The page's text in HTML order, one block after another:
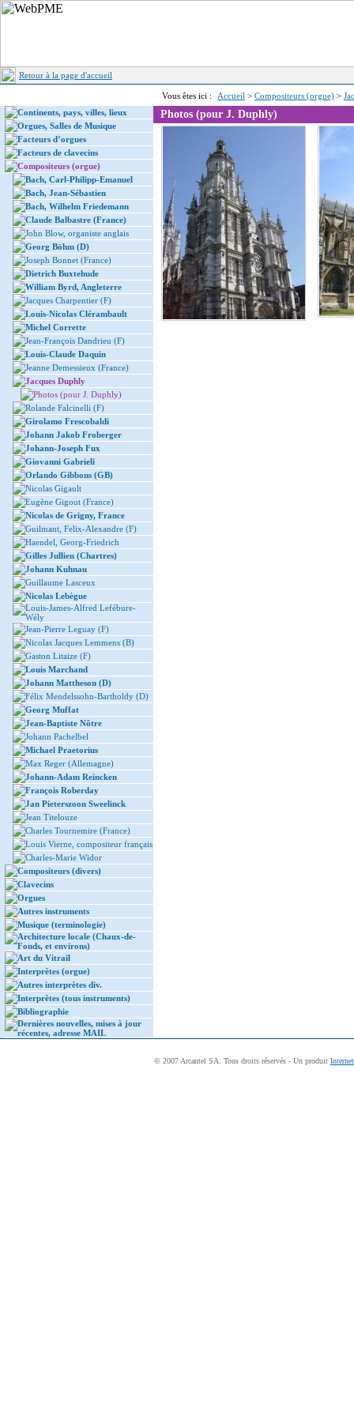
Retour à la page d'accueil
Vous êtes ici : Accueil > Compositeurs (orgue) >
Continents, pays, villes, lieux
Orgues, Salles de Musique
Facteurs d’orgues
Facteurs de clavecins
Compositeurs (orgue)
Bach, Carl-Philipp-Emanuel
Bach, Jean-Sébastien
Bach, Wilhelm Friedemann
Claude Balbastre (France)
John Blow, organiste anglais
Georg Böhm (D)
Joseph Bonnet (France)
Dietrich Buxtehude
William Byrd, Angleterre
Jacques Charpentier (F)
Louis-Nicolas Clérambault
Michel Corrette
Jean-François Dandrieu (F)
Louis-Claude Daquin
Jeanne Demessieux (France)
Jacques Duphly
Photos (pour J. Duphly)
Rolande Falcinelli (F)
Girolamo Frescobaldi
Johann Jakob Froberger
Johann-Joseph Fux
Giovanni Gabrieli
Orlando Gibbons (GB)
Nicolas Gigault
Eugène Gigout (France)
Nicolas de Grigny, France
Guilmant, Felix-Alexandre (F)
Haendel, Georg-Friedrich
Gilles Jullien (Chartres)
Johann Kuhnau
Guillaume Lasceux
Nicolas Lebègue
Louis-James-Alfred Lefébure-
Wély
Jean-Pierre Leguay (F)
Nicolas Jacques Lemmens (B)
Gaston Litaize (F)
Louis Marchand
Johann Mattheson (D)
Félix Mendelssohn-Bartholdy (D)
Georg Muffat
Jean-Baptiste Nôtre
Johann Pachelbel
Michael Praetorius
Max Reger (Allemagne)
Johann-Adam Reincken
François Roberday
Jan Pieterszoon Sweelinck
Jean Titelouze
Charles Tournemire (France)
Louis Vierne, compositeur français
Charles-Marie Widor
Compositeurs (divers)
Clavecins
Orgues
Autres instruments
Musique (terminologie)
Architecture locale (Chaux-de-
Fonds, et environs)
Art du Vitrail
Interprètes (orgue)
Autres interprètes div.
Interprètes (tous instruments)
Bibliographie
Dernières nouvelles, mises à jour
récentes, adresse MAIL
Photos (pour J. Duphly)
© 2007 Arcantel SA. Tous droits réservés - Un produit